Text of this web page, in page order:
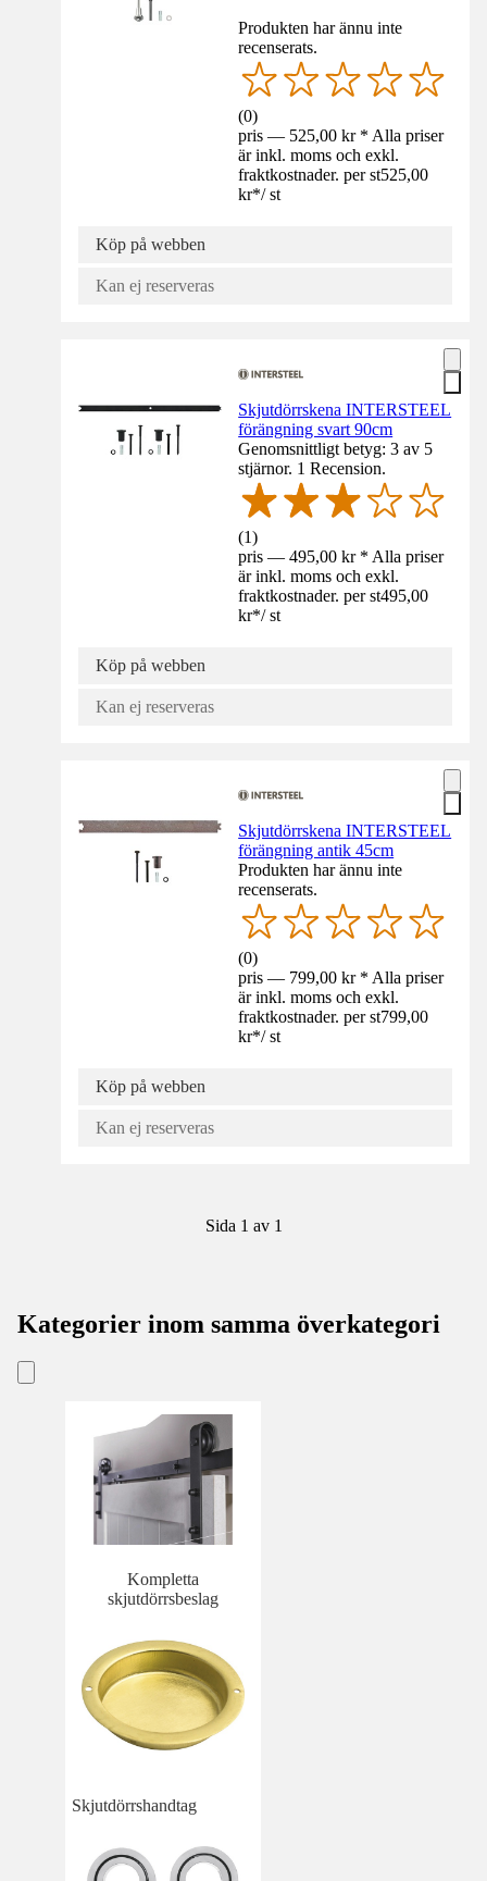
Produkten har ännu inte
recenserats.
(0)
pris — 525,00 kr * Alla priser
är inkl. moms och exkl.
fraktkostnader. per st525,00
kr*/ st
Köp på webben
Kan ej reserveras
Skjutdörrskena INTERSTEEL
förängning svart 90cm
Genomsnittligt betyg: 3 av 5
stjärnor. 1 Recension.
(1)
pris — 495,00 kr * Alla priser
är inkl. moms och exkl.
fraktkostnader. per st495,00
kr*/ st
Köp på webben
Kan ej reserveras
Skjutdörrskena INTERSTEEL
förängning antik 45cm
Produkten har ännu inte
recenserats.
(0)
pris — 799,00 kr * Alla priser
är inkl. moms och exkl.
fraktkostnader. per st799,00
kr*/ st
Köp på webben
Kan ej reserveras
Sida 1 av 1
Kategorier inom samma överkategori
Kompletta
skjutdörrsbeslag
Skjutdörrshandtag